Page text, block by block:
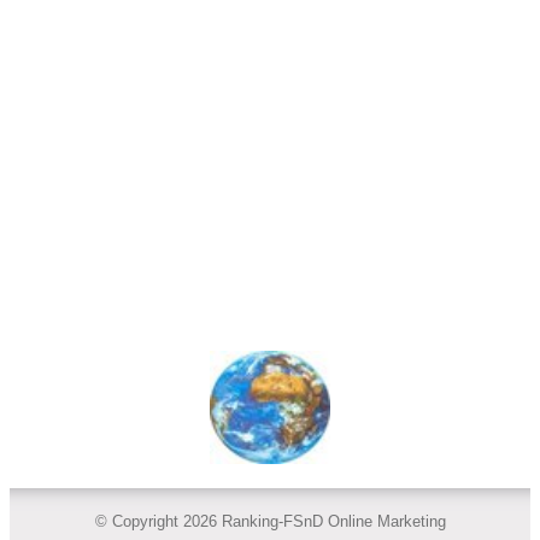
© Copyright 2026 Ranking-FSnD Online Marketing